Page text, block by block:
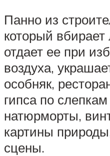
Панно из
который
отдает ее при
воздуха,
особняк,
гипса по
натюрморты,
картины
сцены.